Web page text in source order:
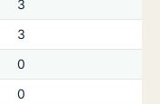
3
3
0
0